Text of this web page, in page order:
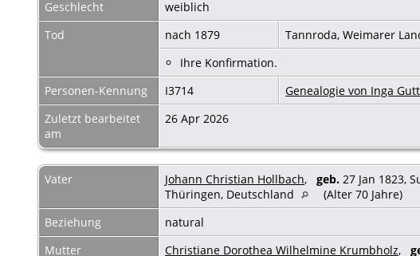
Geschlecht
weiblich
Tod
nach 1879 Tannroda, Weimarer
Ihre Konfirmation.
Personen-Kennung
I3714
Genealogie von Inga
Zuletzt bearbeitet
am
26 Apr 2026
Vater Johann Christian Hollbach, geb. 27 Jan 1823,
Thüringen, Deutschland
(Alter 70 Jahre)
Beziehung
natural
Mutter
Christiane Dorothea Wilhelmine Krumbholz,